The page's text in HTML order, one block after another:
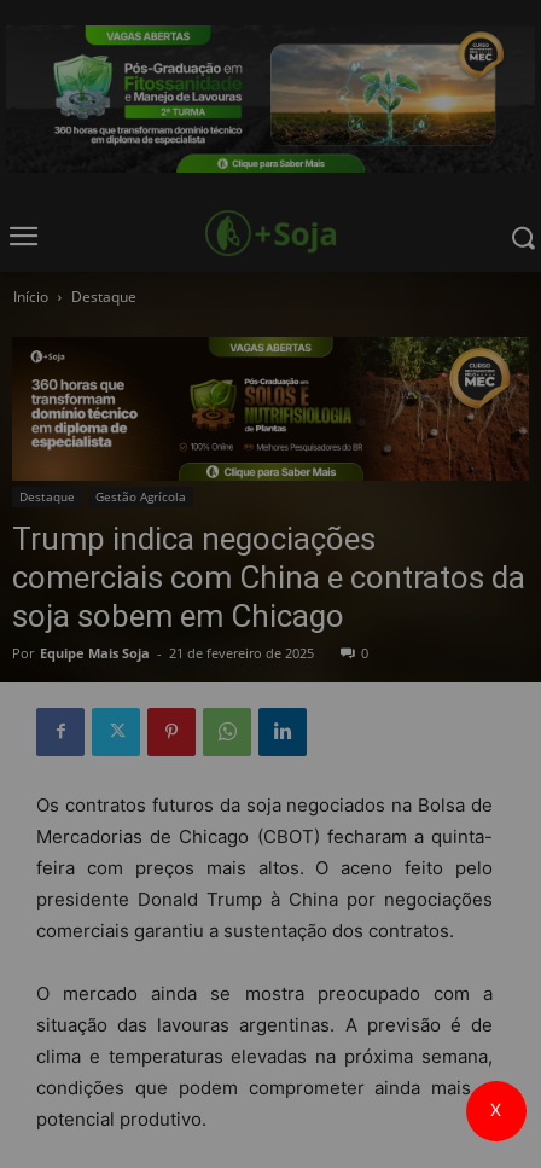
Início Destaque
Destaque Gestão Agrícola
Trump indica negociações
comerciais com China e contratos da
soja sobem em Chicago
Por Equipe Mais Soja - 21 de fevereiro de 2025 0
Os contratos futuros da soja negociados na Bolsa de
Mercadorias de Chicago (CBOT) fecharam a quinta-
feira com preços mais altos. O aceno feito pelo
presidente Donald Trump à China por negociações
comerciais garantiu a sustentação dos contratos.
O mercado ainda se mostra preocupado com a
situação das lavouras argentinas. A previsão é de
clima e temperaturas elevadas na próxima semana,
condições que podem comprometer ainda mais o
potencial produtivo.
X